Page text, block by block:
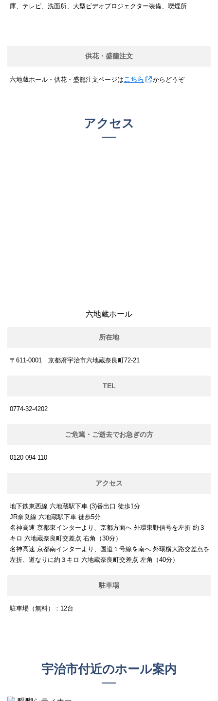
庫、テレビ、洗面所、大型ビデオプロジェクター装備、喫煙所
供花・盛籠注文
六地蔵ホール・供花・盛籠注文ページはこちら からどうぞ
アクセス
六地蔵ホール
所在地
〒611-0001 京都府宇治市六地蔵奈良町72-21
TEL
0774-32-4202
ご危篤・ご逝去でお急ぎの方
0120-094-110
アクセス
地下鉄東西線 六地蔵駅下車 (3)番出口 徒歩1分
JR奈良線 六地蔵駅下車 徒歩5分
名神高速 京都東インターより、京都方面へ 外環東野信号を左折 約３
キロ 六地蔵奈良町交差点 右角（30分）
名神高速 京都南インターより、国道１号線を南へ 外環横大路交差点を
左折、道なりに約３キロ 六地蔵奈良町交差点 左角（40分）
駐車場
駐車場（無料）：12台
宇治市付近のホール案内